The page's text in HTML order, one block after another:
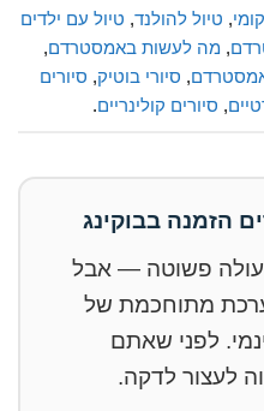
, טיול להולנד, טיול עם ילדים
, מה לעשות באמסטרדם,
, סיורי בוטיק, סיורים
, סיורים קולינריים.
הזמנה בבוקינג
פשוטה — אבל
מתוחכמת של
לפני שאתם
לעצור לדקה.